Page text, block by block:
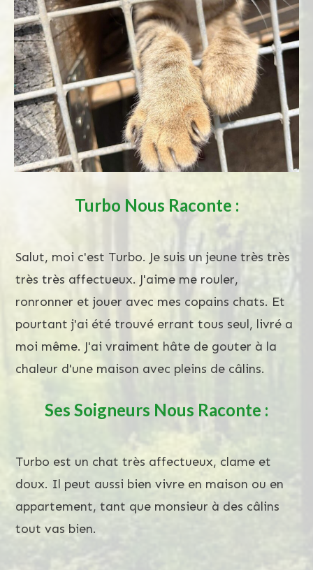
Turbo Nous Raconte :
Salut, moi c'est Turbo. Je suis un jeune très très
très très affectueux. J'aime me rouler,
ronronner et jouer avec mes copains chats. Et
pourtant j'ai été trouvé errant tous seul, livré a
moi même. J'ai vraiment hâte de gouter à la
chaleur d'une maison avec pleins de câlins.
Ses Soigneurs Nous Raconte :
Turbo est un chat très affectueux, clame et
doux. Il peut aussi bien vivre en maison ou en
appartement, tant que monsieur à des câlins
tout vas bien.